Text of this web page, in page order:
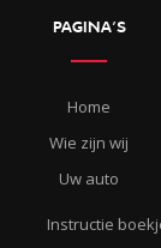
PAGINA’S
Home
Wie zijn wij
Uw auto
Instructie